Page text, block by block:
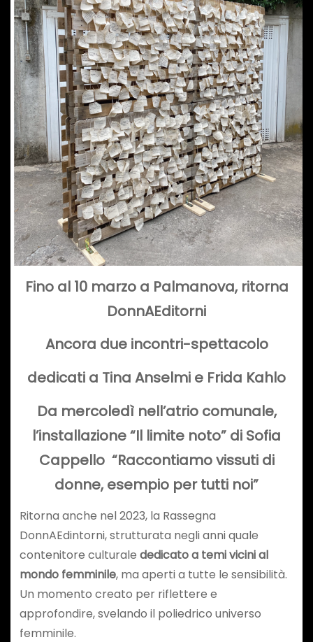
Fino al 10 marzo a Palmanova, ritorna
DonnAEditorni
Ancora due incontri-spettacolo
dedicati a Tina Anselmi e Frida Kahlo
Da mercoledì nell’atrio comunale,
l’installazione “Il limite noto” di Sofia
Cappello “Raccontiamo vissuti di
donne, esempio per tutti noi”
Ritorna anche nel 2023, la Rassegna
DonnAEdintorni, strutturata negli anni quale
contenitore culturale dedicato a temi vicini al
mondo femminile, ma aperti a tutte le sensibilità.
Un momento creato per riflettere e
approfondire, svelando il poliedrico universo
femminile.